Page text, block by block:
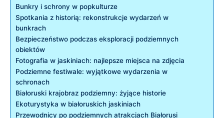
Bunkry i schrony ‌w popkulturze
Spotkania z historią: ⁣rekonstrukcje ⁣wydarzeń ‌w
bunkrach
Bezpieczeństwo podczas eksploracji podziemnych
obiektów
Fotografia w⁣ jaskiniach: najlepsze‍ miejsca na zdjęcia
Podziemne festiwale: wyjątkowe wydarzenia w
schronach
Białoruski krajobraz podziemny: żyjące historie
Ekoturystyka w białoruskich jaskiniach
Przewodnicy‌ po ⁢podziemnych atrakcjach Białorusi